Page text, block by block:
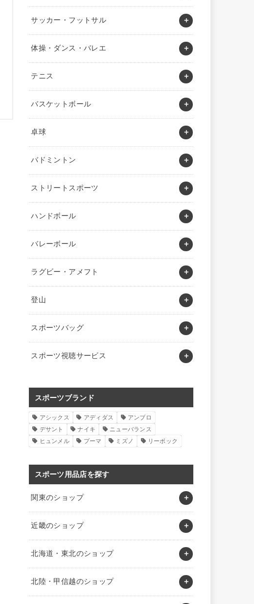
サッカー・フットサル
体操・ダンス・バレエ
テニス
バスケットボール
卓球
バドミントン
ストリートスポーツ
ハンドボール
バレーボール
ラグビー・アメフト
登山
スポーツバッグ
スポーツ視聴サービス
スポーツブランド
アシックス アディダス
アンブロ
デサント
ナイキ
ニューバランス
ヒュンメル
プーマ ミズノ リーボック
スポーツ用品店を探す
関東のショップ
近畿のショップ
北海道・東北のショップ
北陸・甲信越のショップ